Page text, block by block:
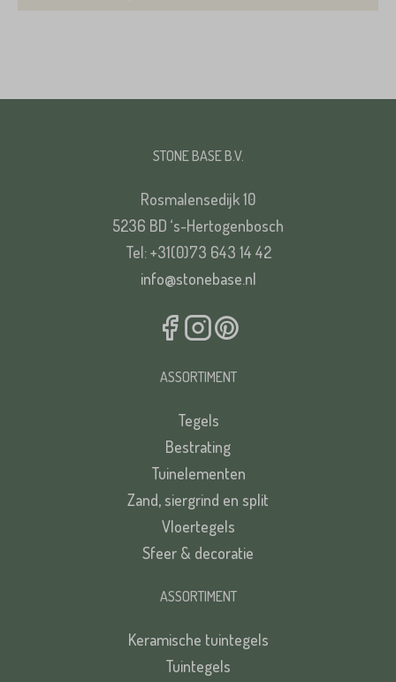
STONE BASE B.V.
Rosmalensedijk 10
5236 BD ‘s-Hertogenbosch
Tel: +31(0)73 643 14 42
info@stonebase.nl
ASSORTIMENT
Tegels
Bestrating
Tuinelementen
Zand, siergrind en split
Vloertegels
Sfeer & decoratie
ASSORTIMENT
Keramische tuintegels
Tuintegels